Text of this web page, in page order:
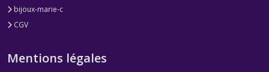
bijoux-marie-c
CGV
Mentions légales